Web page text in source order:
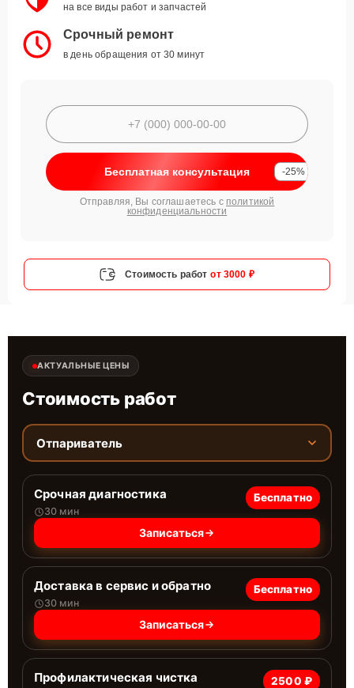
на все виды работ и запчастей
Срочный ремонт
в день обращения от 30 минут
Бесплатная консультация -25%
Отправляя, Вы соглашаетесь с политикой
конфиденциальности
Стоимость работ от 3000 ₽
АКТУАЛЬНЫЕ ЦЕНЫ
Стоимость работ
Отпариватель
Срочная диагностика
30 мин
Бесплатно
Записаться
Доставка в сервис и обратно
30 мин
Бесплатно
Записаться
Профилактическая чистка 2500 ₽